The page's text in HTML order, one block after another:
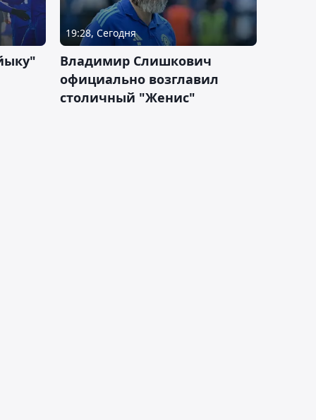
19:28, Сегодня
Владимир Слишкович
официально возглавил
столичный "Женис"